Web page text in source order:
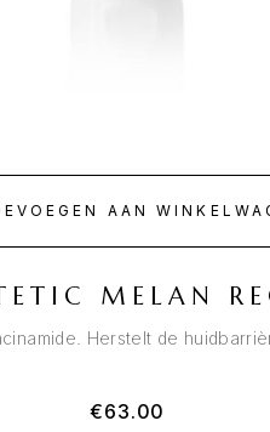
AAN
MELAN
Herstelt de
€63.00